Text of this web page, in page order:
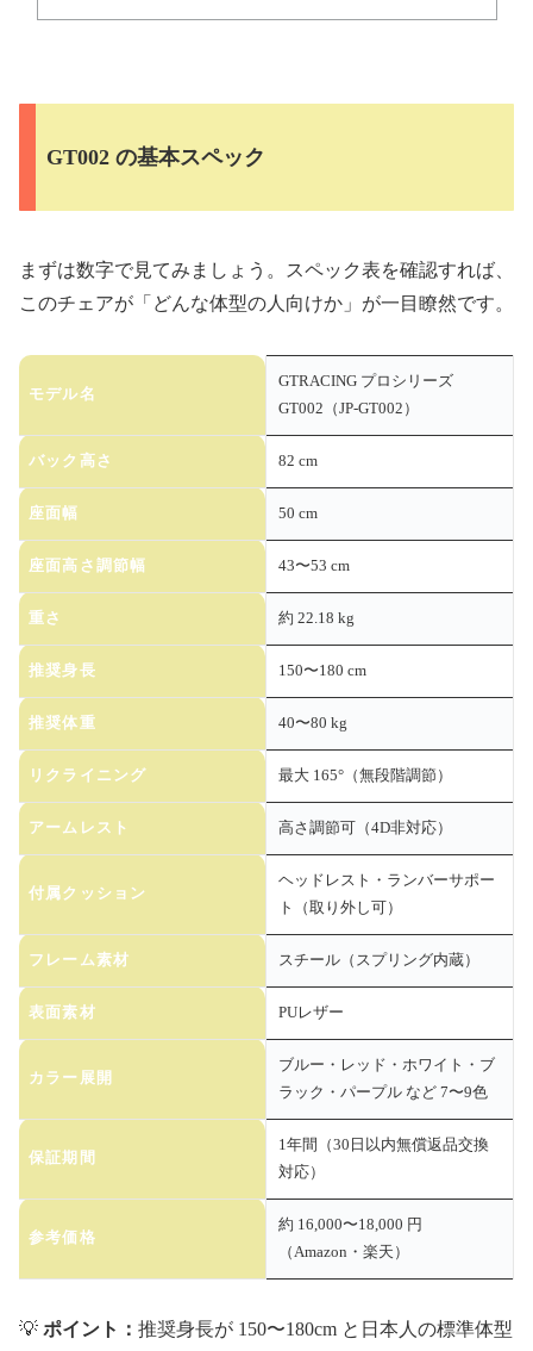
GT002 の基本スペック
まずは数字で見てみましょう。スペック表を確認すれば、
このチェアが「どんな体型の人向けか」が一目瞭然です。
モデル名
GTRACING プロシリーズ
GT002（JP-GT002）
バック高さ 82 cm
座面幅 50 cm
座面高さ調節幅 43〜53 cm
重さ 約 22.18 kg
推奨身長 150〜180 cm
推奨体重 40〜80 kg
リクライニング 最大 165°（無段階調節）
アームレスト 高さ調節可（4D非対応）
付属クッション
ヘッドレスト・ランバーサポー
ト（取り外し可）
フレーム素材 スチール（スプリング内蔵）
表面素材 PUレザー
カラー展開
ブルー・レッド・ホワイト・ブ
ラック・パープル など 7〜9色
保証期間
1年間（30日以内無償返品交換
対応）
参考価格
約 16,000〜18,000 円
（Amazon・楽天）
💡 ポイント： 推奨身長が 150〜180cm と日本人の標準体型